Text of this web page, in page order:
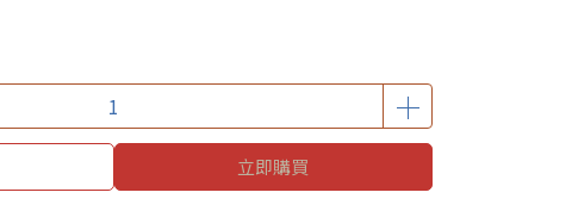
立即購買